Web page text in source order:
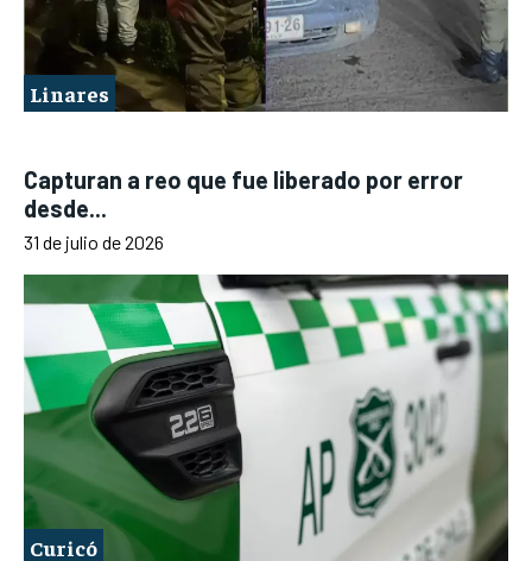
Linares
Capturan a reo que fue liberado por error
desde...
31 de julio de 2026
Curicó